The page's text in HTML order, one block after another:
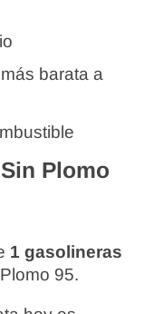
barata a
Plomo
1 gasolineras
95.